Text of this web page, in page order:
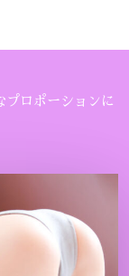
プロポーションに